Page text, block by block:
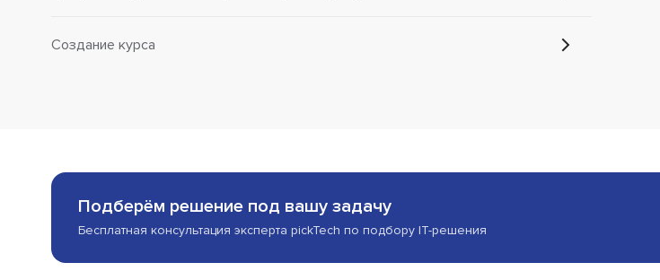
Создание курса
Подберём решение под вашу задачу
Бесплатная консультация эксперта pickTech по подбору IT-решения